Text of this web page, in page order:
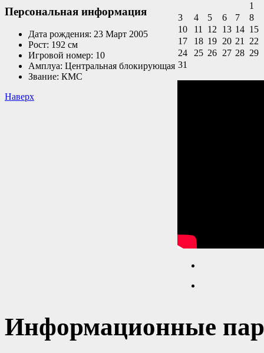
Персональная информация
Дата рождения: 23 Март 2005
Рост: 192 см
Игровой номер: 10
Амплуа: Центральная блокирующая
Звание: КМС
Наверх
1
3
4 5 6 7
8
10
11 12 13 14 15
17
18 19 20 21
22
24
25 26 27 28 29
31
Информационные